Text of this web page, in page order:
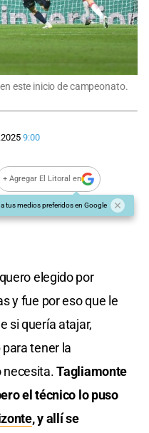
este inicio de campeonato.
9:00
+ Agregar El Litoral en
tus medios preferidos en Google
elegido por
y fue por eso que le
si quería atajar,
tener la
necesita.Tagliamonte
el técnico lo puso
, y allí se